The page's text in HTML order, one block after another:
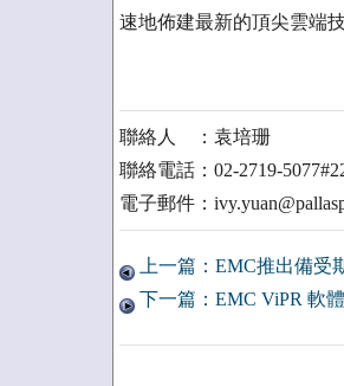
速地佈建最新的頂尖雲端
聯絡人 ：袁培珊
聯絡電話：02-2719-
電子郵件：
上一篇：EMC推出備受
下一篇：EMC ViPR 軟